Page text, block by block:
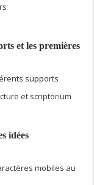
et les premières
supports
et scriptorium
idées
mobiles au